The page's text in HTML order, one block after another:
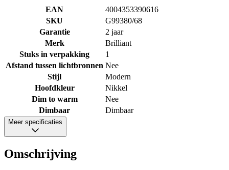
EAN
4004353390616
SKU
G99380/68
Garantie
2 jaar
Merk
Brilliant
Stuks in verpakking
1
Afstand tussen lichtbronnen Nee
Stijl
Modern
Hoofdkleur
Nikkel
Dim to warm
Nee
Dimbaar
Dimbaar
Meer specificaties
Omschrijving